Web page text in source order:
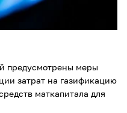
предусмотрены меры
затрат на газификацию
маткапитала для